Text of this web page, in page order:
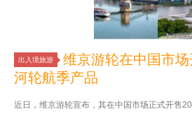
出入境旅游
维京游轮在中国市
河轮航季产品
近日，维京游轮宣布，其在中国市场正式开售